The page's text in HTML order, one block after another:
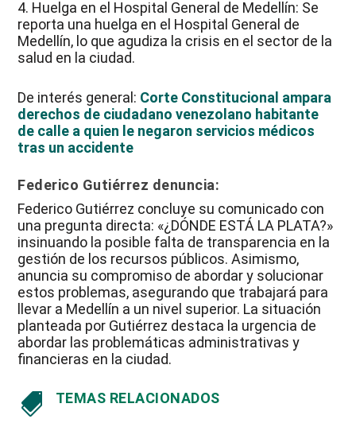
4. Huelga en el Hospital General de Medellín: Se
reporta una huelga en el Hospital General de
Medellín, lo que agudiza la crisis en el sector de la
salud en la ciudad.
De interés general: Corte Constitucional ampara
derechos de ciudadano venezolano habitante
de calle a quien le negaron servicios médicos
tras un accidente
Federico Gutiérrez denuncia:
Federico Gutiérrez concluye su comunicado con
una pregunta directa: «¿DÓNDE ESTÁ LA PLATA?»
insinuando la posible falta de transparencia en la
gestión de los recursos públicos. Asimismo,
anuncia su compromiso de abordar y solucionar
estos problemas, asegurando que trabajará para
llevar a Medellín a un nivel superior. La situación
planteada por Gutiérrez destaca la urgencia de
abordar las problemáticas administrativas y
financieras en la ciudad.
 TEMAS RELACIONADOS